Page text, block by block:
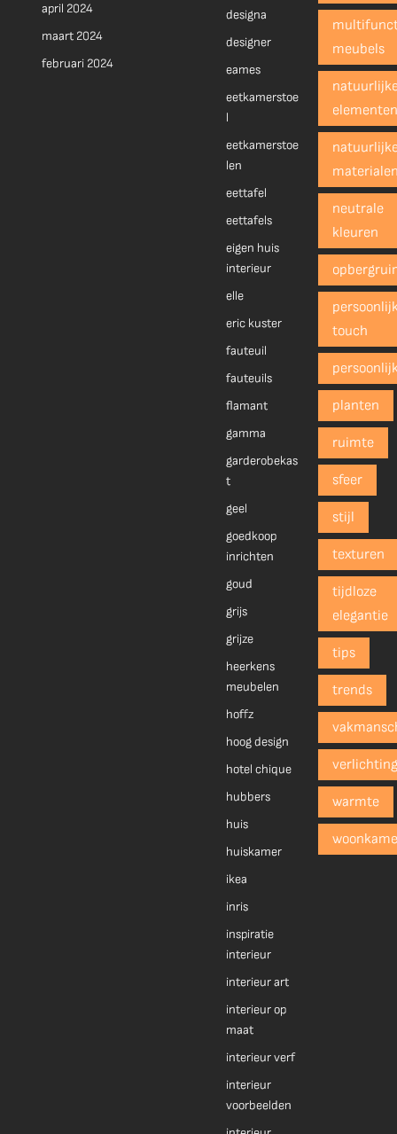
april 2024
maart 2024
februari 2024
designa
designer
eames
eetkamerstoe
l
eetkamerstoe
len
eettafel
eettafels
eigen huis
interieur
elle
eric kuster
fauteuil
fauteuils
flamant
gamma
garderobekas
t
geel
goedkoop
inrichten
goud
grijs
grijze
heerkens
meubelen
hoffz
hoog design
hotel chique
hubbers
huis
huiskamer
ikea
inris
inspiratie
interieur
interieur art
interieur op
maat
interieur verf
interieur
voorbeelden
meubels
neutrale
kleuren
touch
planten
ruimte
sfeer
stijl
texturen
tijdloze
elegantie
tips
trends
warmte